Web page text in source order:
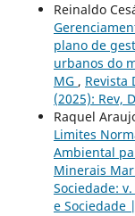
Reinaldo
plano de
urbanos do
MG , Revista
(2025): Rev,
Raquel
Limites
Ambiental
Minerais
Sociedade:
e Sociedade